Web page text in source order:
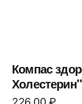
Компас